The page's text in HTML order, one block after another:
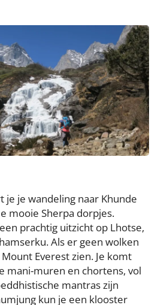
je je wandeling naar Khunde
mooie Sherpa dorpjes.
prachtig uitzicht op Lhotse,
Als er geen wolken
Everest zien. Je komt
mani-muren en chortens, vol
mantras zijn
kun je een klooster